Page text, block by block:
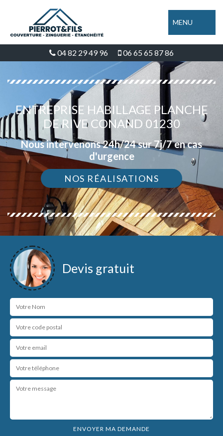
MENU
04 82 29 49 96 06 65 65 87 86
ENTREPRISE HABILLAGE PLANCHE
DE RIVE CONAND 01230
Nous intervenons 24h/24 sur 7j/7 en cas
d'urgence
NOS RÉALISATIONS
Devis gratuit